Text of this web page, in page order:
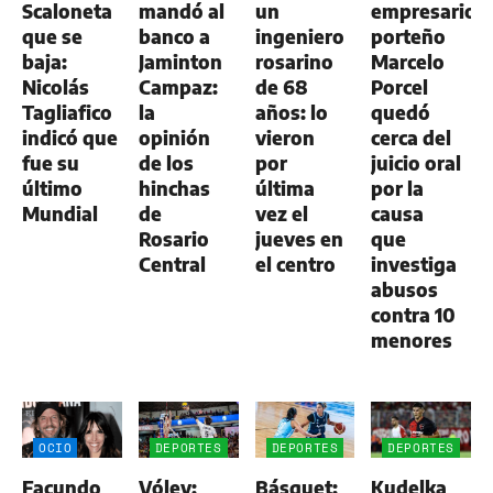
Scaloneta
que se
baja:
Nicolás
Tagliafico
indicó que
fue su
último
Mundial
mandó al
banco a
Jaminton
Campaz:
la
opinión
de los
hinchas
de
Rosario
Central
un
ingeniero
rosarino
de 68
años: lo
vieron
por
última
vez el
jueves en
el centro
empresario
porteño
Marcelo
Porcel
quedó
cerca del
juicio oral
por la
causa
que
investiga
abusos
contra 10
menores
OCIO
Facundo
DEPORTES
Vóley:
DEPORTES
Básquet:
DEPORTES
Kudelka